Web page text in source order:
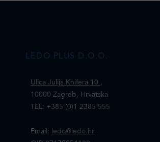
LEDO PLUS D.O.O.
Ulica Julija Knifera 10
10000 Zagreb, Hrvatska
TEL: +385 (0)1 2385 555
Email:
ledo@ledo.hr